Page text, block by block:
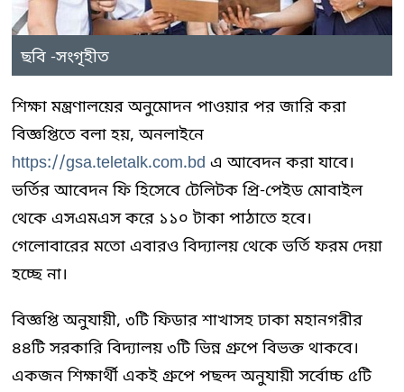
ছবি -সংগৃহীত
শিক্ষা মন্ত্রণালয়ের অনুমোদন পাওয়ার পর জারি করা
বিজ্ঞপ্তিতে বলা হয়, অনলাইনে
https://gsa.teletalk.com.bd এ আবেদন করা যাবে।
ভর্তির আবেদন ফি হিসেবে টেলিটক প্রি-পেইড মোবাইল
থেকে এসএমএস করে ১১০ টাকা পাঠাতে হবে।
গেলোবারের মতো এবারও বিদ্যালয় থেকে ভর্তি ফরম দেয়া
হচ্ছে না।
বিজ্ঞপ্তি অনুযায়ী, ৩টি ফিডার শাখাসহ ঢাকা মহানগরীর
৪৪টি সরকারি বিদ্যালয় ৩টি ভিন্ন গ্রুপে বিভক্ত থাকবে।
একজন শিক্ষার্থী একই গ্রুপে পছন্দ অনুযায়ী সর্বোচ্চ ৫টি